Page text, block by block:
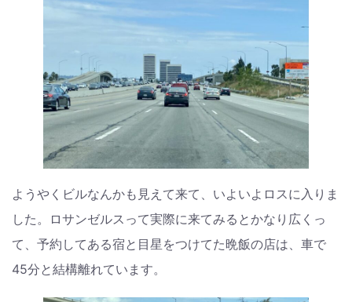
ようやくビルなんかも見えて来て、いよいよロスに入りま
した。ロサンゼルスって実際に来てみるとかなり広くっ
て、予約してある宿と目星をつけてた晩飯の店は、車で
45分と結構離れています。